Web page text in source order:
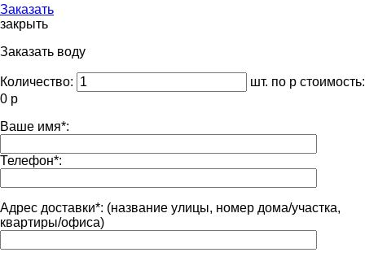
Заказать
закрыть
Заказать воду
Количество: шт. по р стоимость:
0 р
Ваше имя*:
Телефон*:
Адрес доставки*: (название улицы, номер дома/участка,
квартиры/офиса)